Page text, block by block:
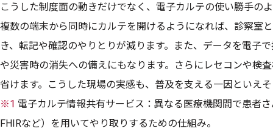
こうした制度面の動きだけでなく、電子カルテの使い勝手の
複数の端末から同時にカルテを開けるようになれば、診察室
き、転記や確認のやりとりが減ります。また、データを電子
や災害時の消失への備えにもなります。さらにレセコンや検
省けます。こうした現場の実感も、普及を支える一因といえ
※1 電子カルテ情報共有サービス：異なる医療機関間で患者
FHIRなど）を用いてやり取りするための仕組み。